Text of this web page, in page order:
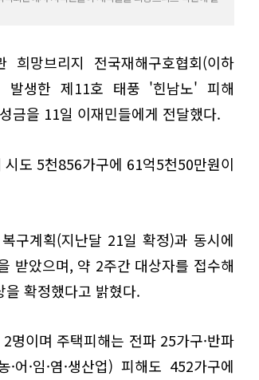
희망브리지 전국재해구호협회(이하
발생한 제11호 태풍 '힌남노' 피해
금을 11일 이재민들에게 전달했다.
도 5천856가구에 61억5천50만원이
구계획(지난달 21일 확정)과 동시에
받았으며, 약 2주간 대상자를 접수해
을 확정했다고 밝혔다.
명이며 주택피해는 전파 25가구·반파
·임·염·생산업) 피해도 452가구에